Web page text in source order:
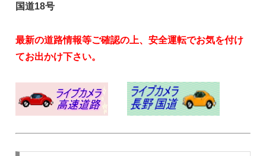
国道18号
最新の道路情報等ご確認の上、安全運転でお気を付け
てお出かけ下さい。